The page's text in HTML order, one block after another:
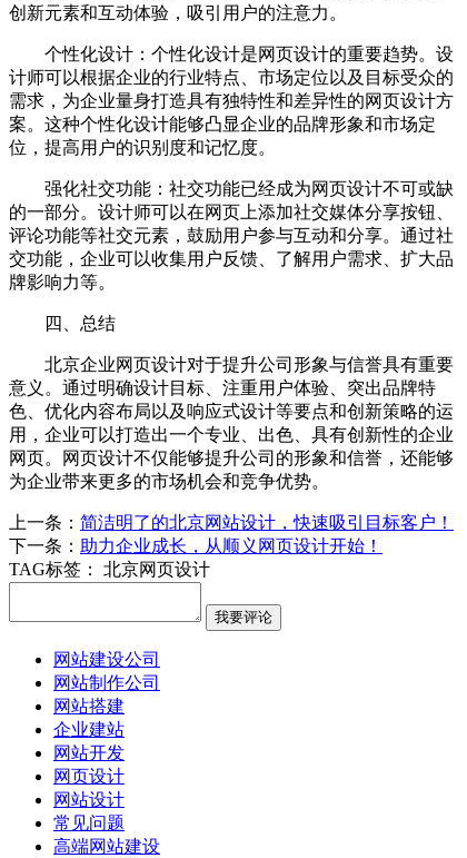
创新元素和互动体验，吸引用户的注意力。
个性化设计：个性化设计是网页设计的重要趋势。设
计师可以根据企业的行业特点、市场定位以及目标受众的
需求，为企业量身打造具有独特性和差异性的网页设计方
案。这种个性化设计能够凸显企业的品牌形象和市场定
位，提高用户的识别度和记忆度。
强化社交功能：社交功能已经成为网页设计不可或缺
的一部分。设计师可以在网页上添加社交媒体分享按钮、
评论功能等社交元素，鼓励用户参与互动和分享。通过社
交功能，企业可以收集用户反馈、了解用户需求、扩大品
牌影响力等。
四、总结
北京企业网页设计对于提升公司形象与信誉具有重要
意义。通过明确设计目标、注重用户体验、突出品牌特
色、优化内容布局以及响应式设计等要点和创新策略的运
用，企业可以打造出一个专业、出色、具有创新性的企业
网页。网页设计不仅能够提升公司的形象和信誉，还能够
为企业带来更多的市场机会和竞争优势。
上一条： 简洁明了的北京网站设计，快速吸引目标客户！
下一条： 助力企业成长，从顺义网页设计开始！
TAG标签：
北京网页设计
网站建设公司
网站制作公司
网站搭建
企业建站
网站开发
网页设计
网站设计
常见问题
高端网站建设